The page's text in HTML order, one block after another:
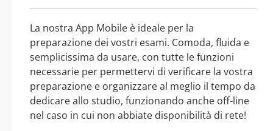
La nostra App Mobile è ideale per la
preparazione dei vostri esami. Comoda, fluida e
semplicissima da usare, con tutte le funzioni
necessarie per permettervi di verificare la vostra
preparazione e organizzare al meglio il tempo da
dedicare allo studio, funzionando anche off-line
nel caso in cui non abbiate disponibilità di rete!